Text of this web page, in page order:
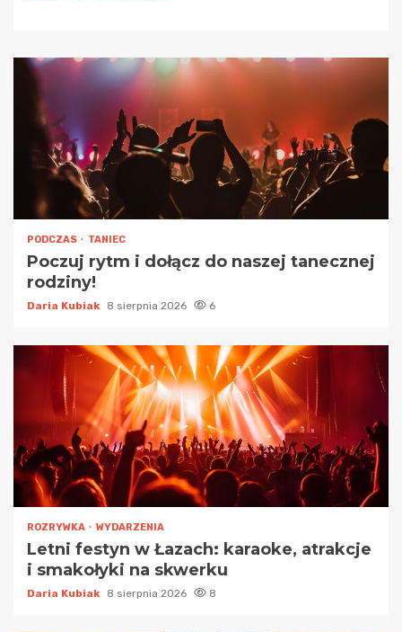
PODCZAS TANIEC
Poczuj rytm i dołącz do naszej tanecznej
rodziny!
Daria Kubiak 8 sierpnia 2026 6
ROZRYWKA WYDARZENIA
Letni festyn w Łazach: karaoke, atrakcje
i smakołyki na skwerku
Daria Kubiak 8 sierpnia 2026 8